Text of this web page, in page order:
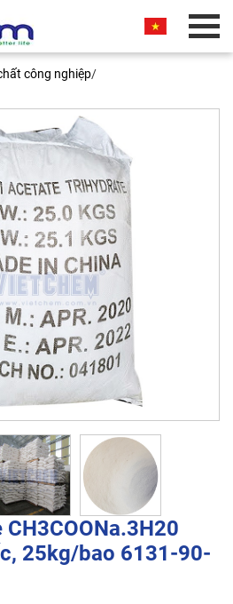
công nghiệp/
25kg/bao 6131-90-
MẠI
thông tin vào các trường
liên hệ ngay và báo giá
này cho quý khách. Xin
CH3COONa.3H20
Quốc, 25kg/bao 6131-
90-4